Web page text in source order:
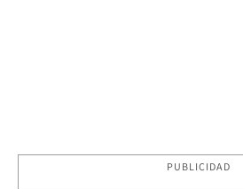
PUBLICIDAD